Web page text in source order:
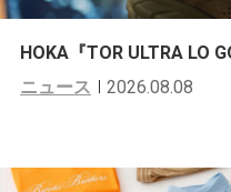
HOKA『TOR ULTRA LO
ニュース
2026.08.08